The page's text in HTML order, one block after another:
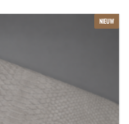
NIEUW
meerdere
variaties.